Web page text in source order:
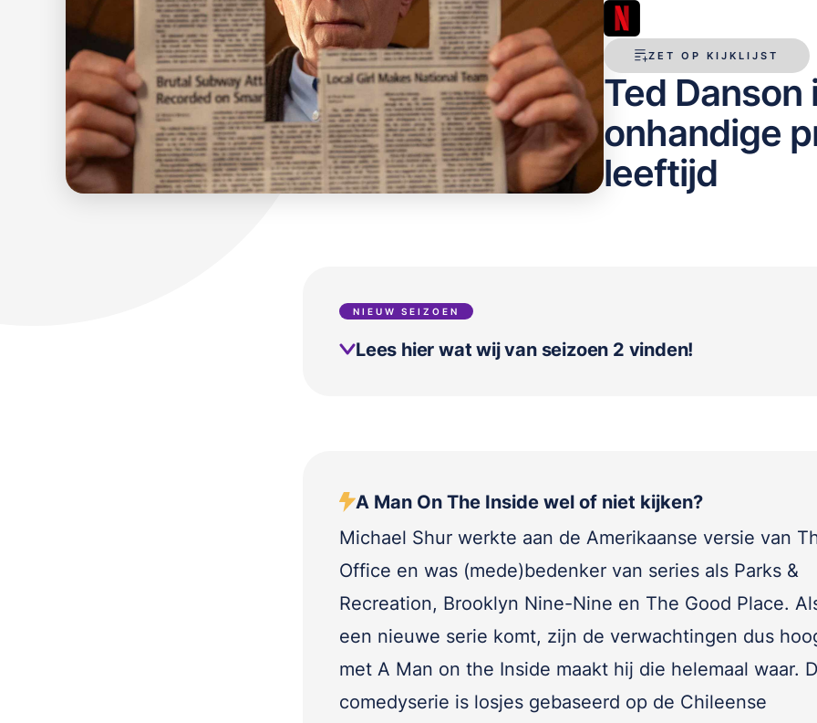
ZET OP KIJKLIJST
Ted
onhandige
leeftijd
NIEUW SEIZOEN
Lees hier wat wij van seizoen 2 vinden!
A Man On The Inside wel of niet kijken?
Michael Shur werkte aan de Amerikaanse versie van
Office en was (mede)bedenker van series als Parks &
Recreation, Brooklyn Nine-Nine en The Good Place.
een nieuwe serie komt, zijn de verwachtingen dus
met A Man on the Inside maakt hij die helemaal waar.
comedyserie is losjes gebaseerd op de Chileense